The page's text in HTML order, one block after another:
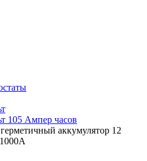
105 Ампер часов
аккумулятор 12